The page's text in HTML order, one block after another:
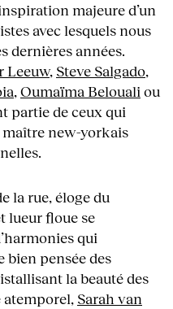
majeure d’un
avec lesquels nous
dernières années.
Leeuw, Steve Salgado,
,Oumaïma Belouali ou
partie de ceux qui
new-yorkais
la rue, éloge du
lueur floue se
qui
bien pensée des
la beauté des
atemporel, Sarah van